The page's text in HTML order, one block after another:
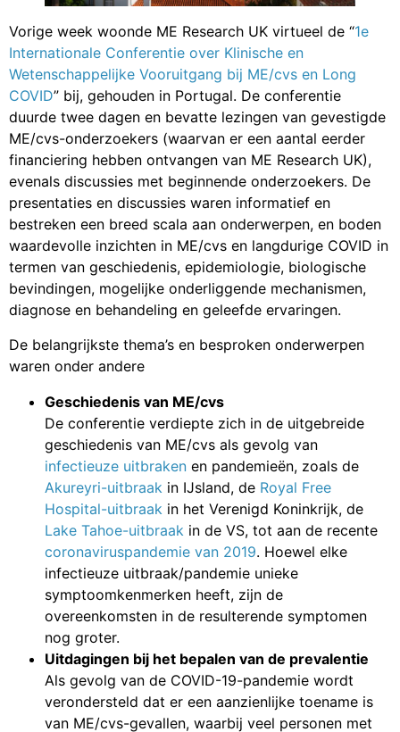
Vorige week woonde ME Research UK virtueel de “1e
Internationale Conferentie over Klinische en
Wetenschappelijke Vooruitgang bij ME/cvs en Long
COVID” bij, gehouden in Portugal. De conferentie
duurde twee dagen en bevatte lezingen van gevestigde
ME/cvs-onderzoekers (waarvan er een aantal eerder
financiering hebben ontvangen van ME Research UK),
evenals discussies met beginnende onderzoekers. De
presentaties en discussies waren informatief en
bestreken een breed scala aan onderwerpen, en boden
waardevolle inzichten in ME/cvs en langdurige COVID in
termen van geschiedenis, epidemiologie, biologische
bevindingen, mogelijke onderliggende mechanismen,
diagnose en behandeling en geleefde ervaringen.
De belangrijkste thema’s en besproken onderwerpen
waren onder andere
Geschiedenis van ME/cvs
De conferentie verdiepte zich in de uitgebreide
geschiedenis van ME/cvs als gevolg van
infectieuze uitbraken en pandemieën, zoals de
Akureyri-uitbraak in IJsland, de Royal Free
Hospital-uitbraak in het Verenigd Koninkrijk, de
Lake Tahoe-uitbraak in de VS, tot aan de recente
coronaviruspandemie van 2019. Hoewel elke
infectieuze uitbraak/pandemie unieke
symptoomkenmerken heeft, zijn de
overeenkomsten in de resulterende symptomen
nog groter.
Uitdagingen bij het bepalen van de prevalentie
Als gevolg van de COVID-19-pandemie wordt
verondersteld dat er een aanzienlijke toename is
van ME/cvs-gevallen, waarbij veel personen met